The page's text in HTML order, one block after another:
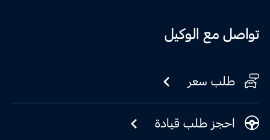
تواصل مع الوكيل
طلب سعر
احجز طلب قيادة